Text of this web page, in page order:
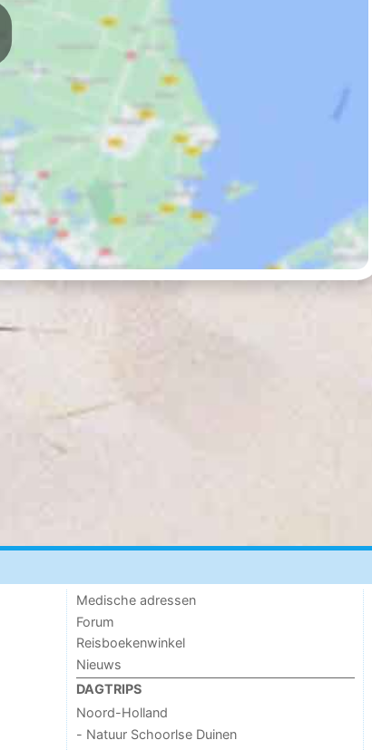
Medische adressen
Forum
Reisboekenwinkel
Nieuws
DAGTRIPS
Noord-Holland
- Natuur Schoorlse Duinen